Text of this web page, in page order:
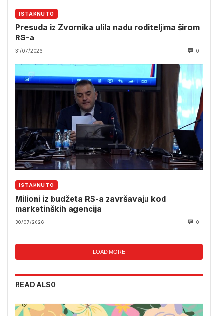
ISTAKNUTO
Presuda iz Zvornika ulila nadu roditeljima širom
RS-a
31/07/2026 0
ISTAKNUTO
Milioni iz budžeta RS-a završavaju kod
marketinških agencija
30/07/2026 0
LOAD MORE
READ ALSO